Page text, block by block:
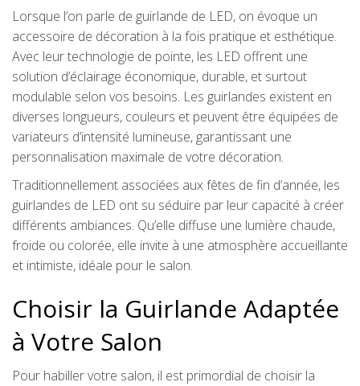
Lorsque l’on parle de guirlande de LED, on évoque un
accessoire de décoration à la fois pratique et esthétique.
Avec leur technologie de pointe, les LED offrent une
solution d’éclairage économique, durable, et surtout
modulable selon vos besoins. Les guirlandes existent en
diverses longueurs, couleurs et peuvent être équipées de
variateurs d’intensité lumineuse, garantissant une
personnalisation maximale de votre décoration.
Traditionnellement associées aux fêtes de fin d’année, les
guirlandes de LED ont su séduire par leur capacité à créer
différents ambiances. Qu’elle diffuse une lumière chaude,
froide ou colorée, elle invite à une atmosphère accueillante
et intimiste, idéale pour le salon.
Choisir la Guirlande Adaptée
à Votre Salon
Pour habiller votre salon, il est primordial de choisir la